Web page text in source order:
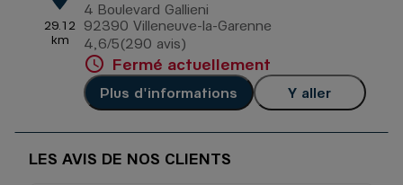
29.12
km
4 Boulevard Gallieni
92390 Villeneuve-la-Garenne
4,6/5 Note de 4.6 sur 5
(290 avis)
Fermé actuellement
Plus d'informations Y aller
LES AVIS DE NOS CLIENTS